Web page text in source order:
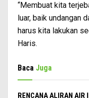
“Membuat kita
luar, baik undangan
harus kita lakukan
Haris.
Baca Juga
RENCANA ALIRAN